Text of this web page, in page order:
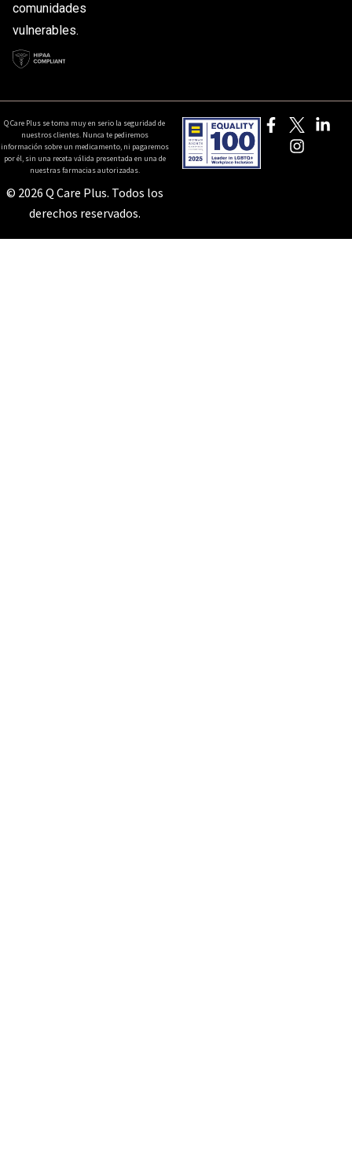
comunidades
vulnerables.
Q Care Plus se toma muy en serio la seguridad de
nuestros clientes. Nunca te pediremos
información sobre un medicamento, ni pagaremos
por él, sin una receta válida presentada en una de
nuestras farmacias autorizadas.
© 2026 Q Care Plus. Todos los
derechos reservados.